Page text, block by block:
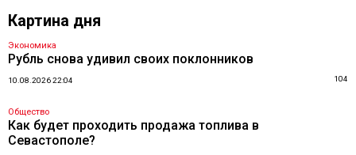
Картина дня
Экономика
Рубль снова удивил своих поклонников
10.08.2026 22:04 104
Общество
Как будет проходить продажа топлива в
Севастополе?